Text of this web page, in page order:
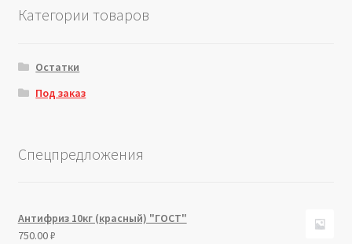
Категории товаров
Остатки
Под заказ
Спецпредложения
Антифриз 10кг (красный) "ГОСТ"
750.00₽